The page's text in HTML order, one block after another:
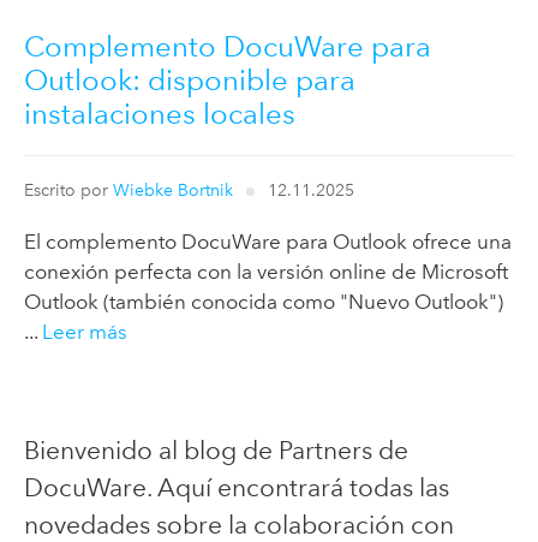
Complemento DocuWare para
Outlook: disponible para
instalaciones locales
Escrito por Wiebke Bortnik 12.11.2025
El complemento DocuWare para Outlook ofrece una
conexión perfecta con la versión online de Microsoft
Outlook (también conocida como "Nuevo Outlook")
... Leer más
Bienvenido al blog de Partners de
DocuWare. Aquí encontrará todas las
novedades sobre la colaboración con